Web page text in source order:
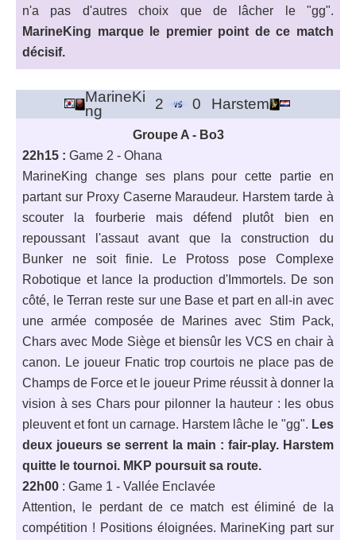
n'a pas d'autres choix que de lâcher le "gg".
MarineKing marque le premier point de ce match
décisif.
MarineKi
ng
2 0 Harstem
Groupe A - Bo3
22h15 : Game 2 - Ohana
MarineKing change ses plans pour cette partie en
partant sur Proxy Caserne Maraudeur. Harstem tarde à
scouter la fourberie mais défend plutôt bien en
repoussant l'assaut avant que la construction du
Bunker ne soit finie. Le Protoss pose Complexe
Robotique et lance la production d'Immortels. De son
côté, le Terran reste sur une Base et part en all-in avec
une armée composée de Marines avec Stim Pack,
Chars avec Mode Siège et biensûr les VCS en chair à
canon. Le joueur Fnatic trop courtois ne place pas de
Champs de Force et le joueur Prime réussit à donner la
vision à ses Chars pour pilonner la hauteur : les obus
pleuvent et font un carnage. Harstem lâche le "gg". Les
deux joueurs se serrent la main : fair-play. Harstem
quitte le tournoi. MKP poursuit sa route.
22h00 : Game 1 - Vallée Enclavée
Attention, le perdant de ce match est éliminé de la
compétition ! Positions éloignées. MarineKing part sur